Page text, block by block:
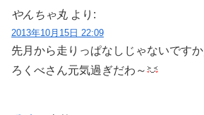
やんちゃ丸 より:
2013年10月15日 22:09
先月から走りっぱなしじゃないですか
ろくべさん元気過ぎだわ～